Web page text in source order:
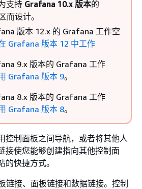
支持 Grafana 10.x 版本的
而设计。
版本 12.x 的 Grafana 工作空
Grafana 版本 12 中工作
9.x 版本的 Grafana 工作
Grafana 版本 9。
8.x 版本的 Grafana 工作
Grafana 版本 8。
控制面板之间导航，或者将其他人
接使您能够创建指向其他控制面
快捷方式。
链接、面板链接和数据链接。控制